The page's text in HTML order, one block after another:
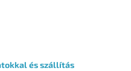
és szállítás